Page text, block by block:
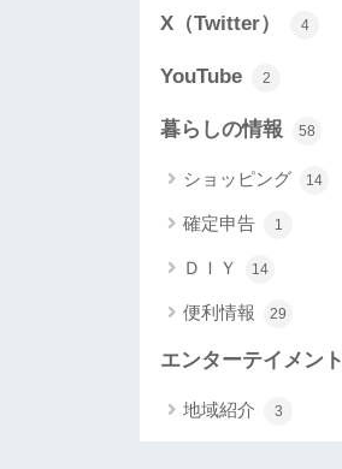
X（Twitter） 4
YouTube 2
暮らしの情報 58
ショッピング 14
確定申告 1
ＤＩＹ 14
便利情報 29
エンターテイメント
地域紹介 3